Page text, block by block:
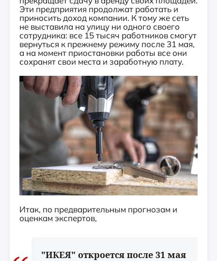
Эти предприятия продолжат работать и
приносить доход компании. К тому же сеть
не выставила на улицу ни одного своего
сотрудника: все 15 тысяч работников смогут
вернуться к прежнему режиму после 31 мая,
а на момент приостановки работы все они
сохранят свои места и заработную плату.
Итак, по предварительным прогнозам и
оценкам экспертов,
"ИКЕЯ" откроется после 31 мая